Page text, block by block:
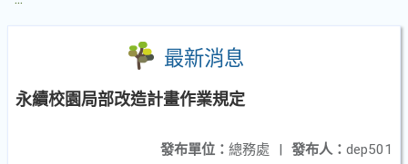
最新消息
永續校園局部改造計畫作業規定
發布人： dep501
發布單位： 總務處 |